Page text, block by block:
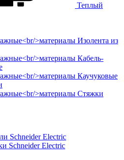
Теплый
Изолента из
Кабель-
Каучуковые
Стяжки
Schneider Electric
Schneider Electric